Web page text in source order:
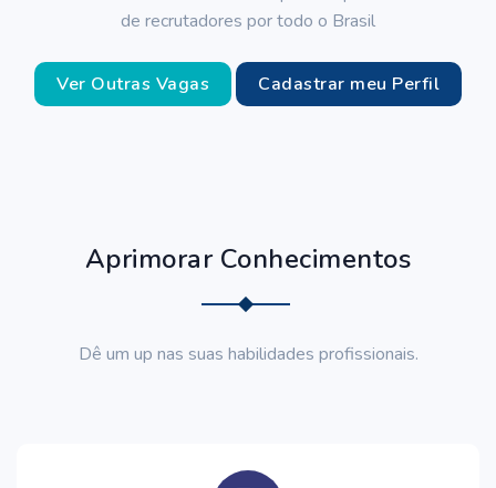
de recrutadores por todo o Brasil
Ver Outras Vagas Cadastrar meu Perfil
Aprimorar Conhecimentos
Dê um up nas suas habilidades profissionais.